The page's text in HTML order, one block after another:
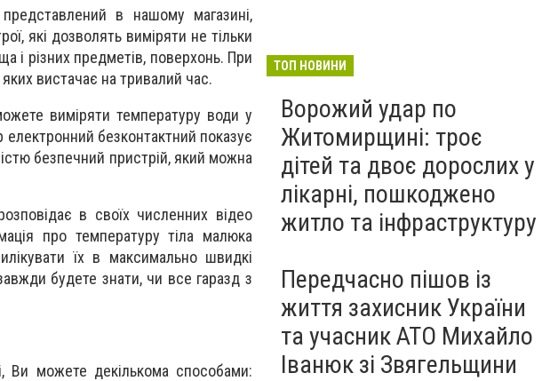
в нашому магазині,
які дозволять виміряти не тільки
і різних предметів, поверхонь. При
вистачає на тривалий час.
виміряти температуру води у
безконтактний показує
безпечний пристрій, який можна
в своїх численних відео
про температуру тіла малюка
їх в максимально швидкі
будете знати, чи все гаразд з
Ви можете декількома способами:
ТОП НОВИНИ
Ворожий удар по
Житомирщині: троє
дітей та двоє дорослих у
лікарні, пошкоджено
житло та інфраструктуру
Передчасно пішов із
життя захисник України
та учасник АТО Михайло
Іванюк зі Звягельщини